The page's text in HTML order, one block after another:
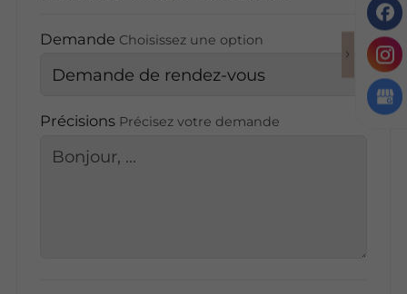
Demande Choisissez une option
Précisions Précisez votre demande